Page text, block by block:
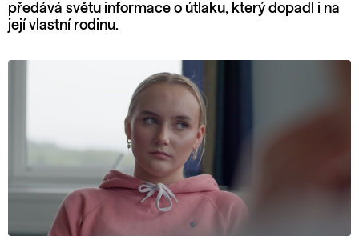
předává světu informace o útlaku, který dopadl i na
její vlastní rodinu.